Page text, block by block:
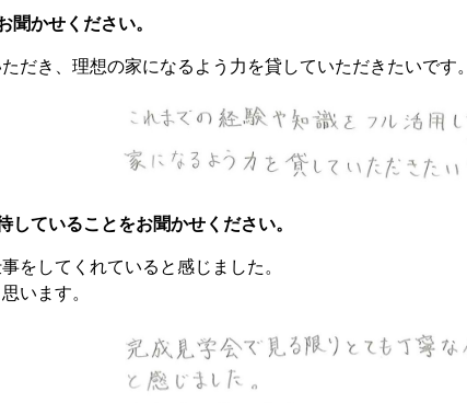
聞かせください。
だき、理想の家になるよう力を貸していただきたいです。
ていることをお聞かせください。
をしてくれていると感じました。
います。